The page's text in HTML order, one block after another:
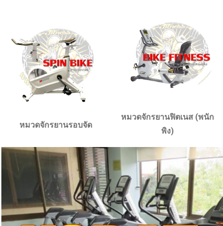
หมวดจักรยานรอบจัด
หมวดจักรยานฟิตเนส (พนัก
พิง)